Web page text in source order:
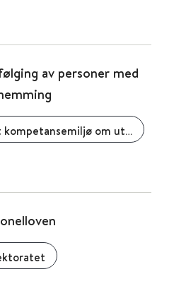
av personer med
Nasjonalt kompetansemiljø om utviklingshemning (NAKU)